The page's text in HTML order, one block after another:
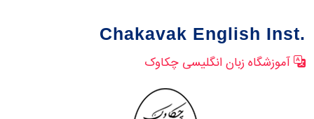
Chakavak English Inst.
آموزشگاه زبان انگلیسی چکاوک